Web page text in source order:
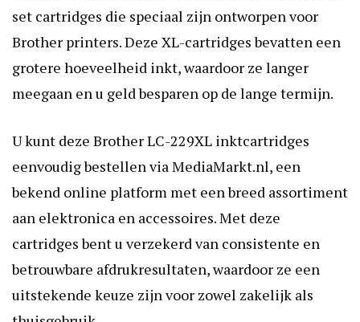
set cartridges die speciaal zijn ontworpen voor
Brother printers. Deze XL-cartridges bevatten een
grotere hoeveelheid inkt, waardoor ze langer
meegaan en u geld besparen op de lange termijn.
U kunt deze Brother LC-229XL inktcartridges
eenvoudig bestellen via MediaMarkt.nl, een
bekend online platform met een breed assortiment
aan elektronica en accessoires. Met deze
cartridges bent u verzekerd van consistente en
betrouwbare afdrukresultaten, waardoor ze een
uitstekende keuze zijn voor zowel zakelijk als